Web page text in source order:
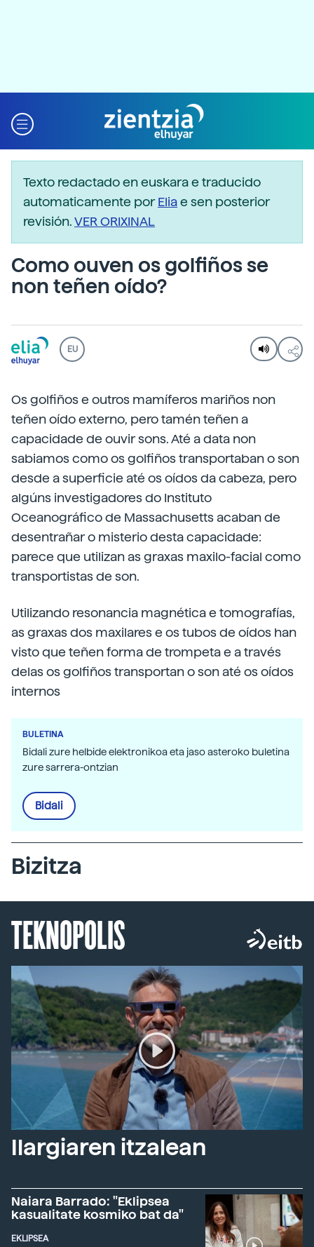
Texto redactado en euskara e traducido
automaticamente porEliae sen posterior
revisión.VER ORIXINAL
Como ouven os golfiños se
non teñen oído?
EU
Os golfiños e outros mamíferos mariños non
teñen oído externo, pero tamén teñen a
capacidade de ouvir sons. Até a data non
sabiamos como os golfiños transportaban o son
desde a superficie até os oídos da cabeza, pero
algúns investigadores do Instituto
Oceanográfico de Massachusetts acaban de
desentrañar o misterio desta capacidade:
parece que utilizan as graxas maxilo-facial como
transportistas de son.
Utilizando resonancia magnética e tomografías,
as graxas dos maxilares e os tubos de oídos han
visto que teñen forma de trompeta e a través
delas os golfiños transportan o son até os oídos
internos
BULETINA
Bidali zure helbide elektronikoa eta jaso asteroko buletina
zure sarrera-ontzian
Bidali
Bizitza
TEKNOPOLIS
Ilargiaren itzalean
Naiara Barrado: "Eklipsea
kasualitate kosmiko bat da"
EKLIPSEA